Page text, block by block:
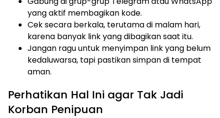
yang aktif membagikan kode.
Cek secara berkala, terutama di malam hari,
karena banyak link yang dibagikan saat itu.
Jangan ragu untuk menyimpan link yang belum
kedaluwarsa, tapi pastikan simpan di tempat
aman.
Perhatikan Hal Ini agar Tak Jadi
Korban Penipuan